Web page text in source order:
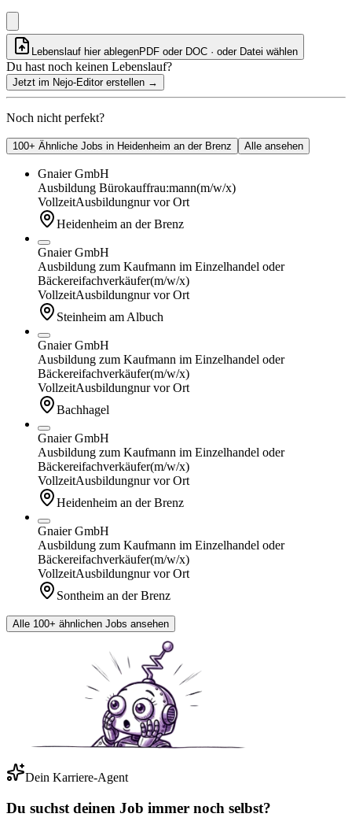
Lebenslauf hier ablegenPDF oder DOC · oder Datei wählen
Du hast noch keinen Lebenslauf?
Jetzt im Nejo-Editor erstellen →
Noch nicht perfekt?
100+ Ähnliche Jobs in Heidenheim an der Brenz Alle ansehen
Gnaier GmbH
Ausbildung Bürokauffrau:mann(m/w/x)
VollzeitAusbildungnur vor Ort
Heidenheim an der Brenz
Gnaier GmbH
Ausbildung zum Kaufmann im Einzelhandel oder
Bäckereifachverkäufer(m/w/x)
VollzeitAusbildungnur vor Ort
Steinheim am Albuch
Gnaier GmbH
Ausbildung zum Kaufmann im Einzelhandel oder
Bäckereifachverkäufer(m/w/x)
VollzeitAusbildungnur vor Ort
Bachhagel
Gnaier GmbH
Ausbildung zum Kaufmann im Einzelhandel oder
Bäckereifachverkäufer(m/w/x)
VollzeitAusbildungnur vor Ort
Heidenheim an der Brenz
Gnaier GmbH
Ausbildung zum Kaufmann im Einzelhandel oder
Bäckereifachverkäufer(m/w/x)
VollzeitAusbildungnur vor Ort
Sontheim an der Brenz
Alle 100+ ähnlichen Jobs ansehen
Dein Karriere-Agent
Du suchst deinen Job immer noch selbst?